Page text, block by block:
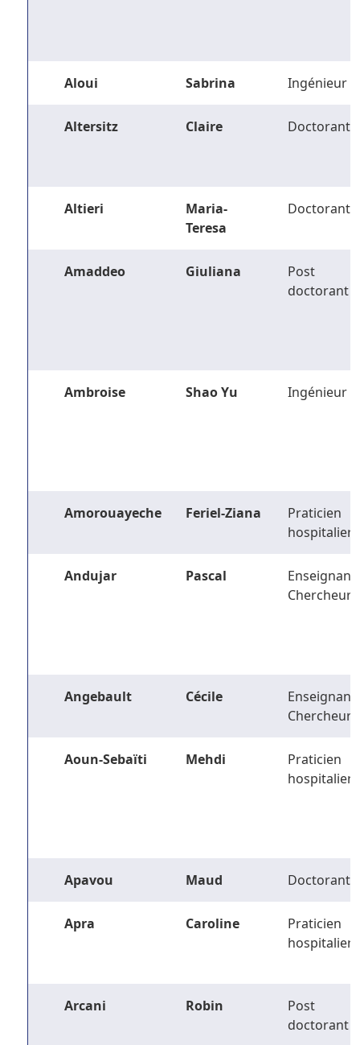
Aloui Sabrina Ingénieur
Altersitz Claire Doctorant
Altieri
Maria-
Teresa
Doctorant
Amaddeo Giuliana
Post
doctorant
Ambroise Shao Yu Ingénieur
Amorouayeche Feriel-Ziana
Praticien
hospitalier
Andujar Pascal
Enseignant-
Chercheur
Angebault Cécile
Enseignant-
Chercheur
Aoun-Sebaïti Mehdi
Praticien
hospitalier
Apavou Maud Doctorant
Apra Caroline
Praticien
hospitalier
Arcani Robin
Post
doctorant